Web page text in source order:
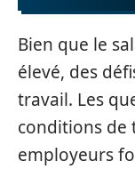
Bien que le
élevé, des
travail. Les
conditions de
employeurs